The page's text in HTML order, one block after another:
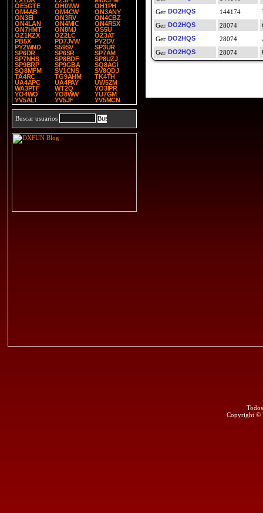
OE5GTE
OH0WW
OH1PH
OM4AB
OM4CW
ON3ANY
ON3EI
ON3RV
ON4CBZ
ON4LAN
ON4MIC
ON4RSX
ON7HMT
ON8MJ
OS5U
OZ1KZX
OZ2LC
OZ3AT
PB5X
PD7JVW
PY2DV
PY2WND
S59SV
SP3UR
SP6DR
SP6SR
SP7AM
SP7NHS
SP8BDF
SP8UZJ
SP9BRP
SP9GBA
SQ8AGI
SQ8MFM
SV1CNS
SV8QDJ
TA4RC
TG9AHM
TK4TH
UA4APC
UA4PAY
UW5ZM
WA3PTF
WT2Q
YO3IPR
YO4WO
YO8WW
YU7GM
YV5ALI
YV5JF YV5MCN
Buscar usuarios
DO2HQS
144174
DO2HQS
28074
DO2HQS
28074
DO2HQS
28074
Copyright ©